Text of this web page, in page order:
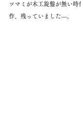
ツマミが木工旋盤が無い
作、残っていました―。